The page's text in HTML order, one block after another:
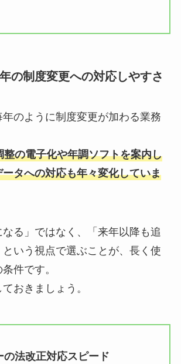
の制度変更への対応しやすさ
のように制度変更が加わる業務
整の電子化や年調ソフトを案内し
タへの対応も年々変化していま
なる」ではなく、「来年以降も追
いう視点で選ぶことが、長く使
件です。
おきましょう。
の法改正対応スピード